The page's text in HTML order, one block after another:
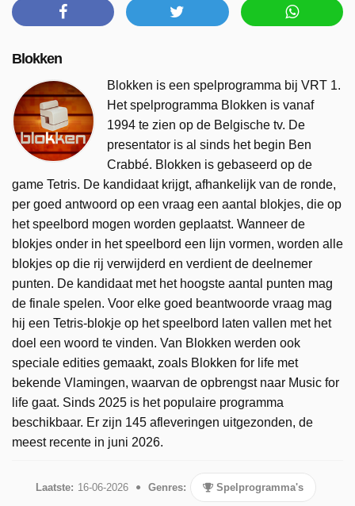
Blokken
Blokken is een spelprogramma bij VRT 1.
Het spelprogramma Blokken is vanaf
1994 te zien op de Belgische tv. De
presentator is al sinds het begin Ben
Crabbé. Blokken is gebaseerd op de
game Tetris. De kandidaat krijgt, afhankelijk van de ronde,
per goed antwoord op een vraag een aantal blokjes, die op
het speelbord mogen worden geplaatst. Wanneer de
blokjes onder in het speelbord een lijn vormen, worden alle
blokjes op die rij verwijderd en verdient de deelnemer
punten. De kandidaat met het hoogste aantal punten mag
de finale spelen. Voor elke goed beantwoorde vraag mag
hij een Tetris-blokje op het speelbord laten vallen met het
doel een woord te vinden. Van Blokken werden ook
speciale edities gemaakt, zoals Blokken for life met
bekende Vlamingen, waarvan de opbrengst naar Music for
life gaat. Sinds 2025 is het populaire programma
beschikbaar. Er zijn 145 afleveringen uitgezonden, de
meest recente in juni 2026.
Laatste: 16-06-2026 Genres: Spelprogramma's